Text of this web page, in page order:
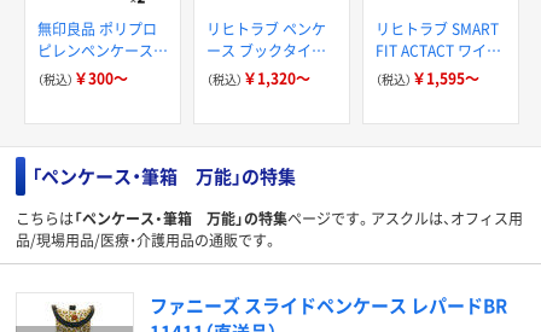
無印良品 ポリプロ
ピレンペンケース
良品計画
（税込） ￥300～
リヒトラブ ペンケ
ース ブックタイプ
A7551
（税込） ￥1,320～
リヒトラブ SMART
FIT ACTACT ワイド
オープンペンケース
（税込） ￥1,595～
「ペンケース・筆箱 万能」の特集
こちらは「ペンケース・筆箱 万能」の特集ページです。アスクルは、オフィス用
品/現場用品/医療・介護用品の通販です。
ファニーズ スライドペンケース レパードBR